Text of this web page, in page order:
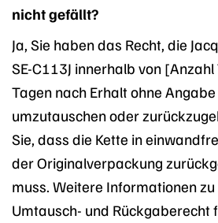
nicht gefällt?
Ja, Sie haben das Recht, die
SE-C113J innerhalb von
Tagen nach Erhalt ohne
umzutauschen oder
Sie, dass die Kette in
der Originalverpackung
muss. Weitere Informationen
Umtausch- und Rückgaberecht